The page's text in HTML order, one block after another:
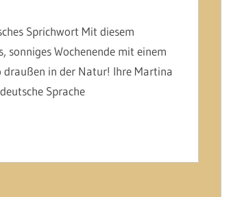
Sprichwort Mit diesem
sonniges Wochenende mit einem
draußen in der Natur! Ihre Martina
Sprache